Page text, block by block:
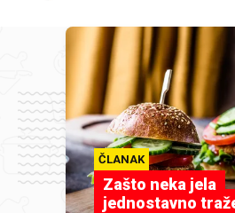
ČLANAK
Zašto neka jela
jednostavno